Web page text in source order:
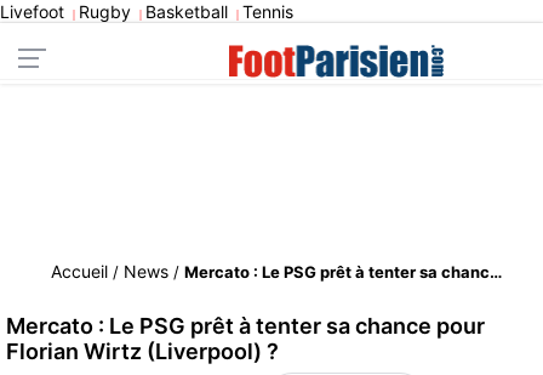
Livefoot | Rugby | Basketball | Tennis
Accueil / News / Mercato : Le PSG prêt à tenter sa chance pour Florian Wirtz (Liverpool) ?
Mercato : Le PSG prêt à tenter sa chance pour
Florian Wirtz (Liverpool) ?